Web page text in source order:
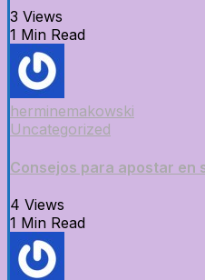
3 Views
1 Min Read
herminemakowski
Uncategorized
Consejos para apostar en
4 Views
1 Min Read